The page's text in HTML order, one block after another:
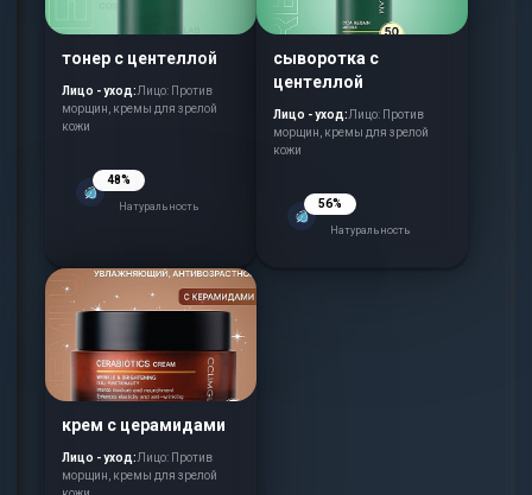
тонер с центеллой
Лицо - уход:Лицо: Против
морщин, кремы для зрелой
кожи
48%
Натуральность
сыворотка с
центеллой
Лицо - уход:Лицо: Против
морщин, кремы для зрелой
кожи
56%
Натуральность
крем с церамидами
Лицо - уход:Лицо: Против
морщин, кремы для зрелой